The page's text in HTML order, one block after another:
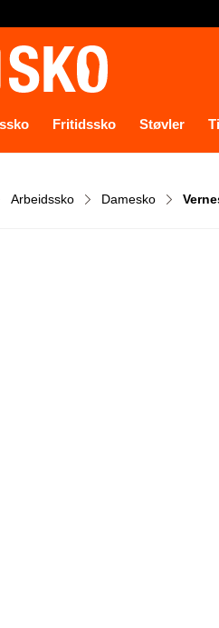
Fritidssko Støvler
Arbeidssko Damesko